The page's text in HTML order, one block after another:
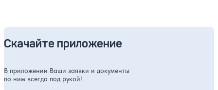
Скачайте приложение
В приложении Ваши заявки и документы
по ним всегда под рукой!